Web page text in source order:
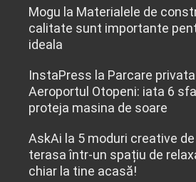
Mogu la Materialele de
calitate sunt importante
ideala
InstaPress la Parcare
Aeroportul Otopeni: iata 6
proteja masina de soare
AskAi la 5 moduri creative
terasa într-un spațiu de
chiar la tine acasă!